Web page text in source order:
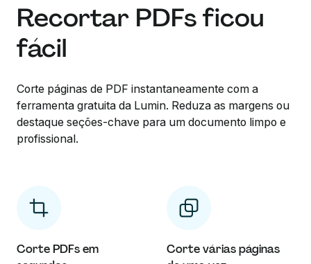
Recortar PDFs ficou
fácil
Corte páginas de PDF instantaneamente com a
ferramenta gratuita da Lumin. Reduza as margens ou
destaque seções-chave para um documento limpo e
profissional.
Corte PDFs em
Corte várias páginas